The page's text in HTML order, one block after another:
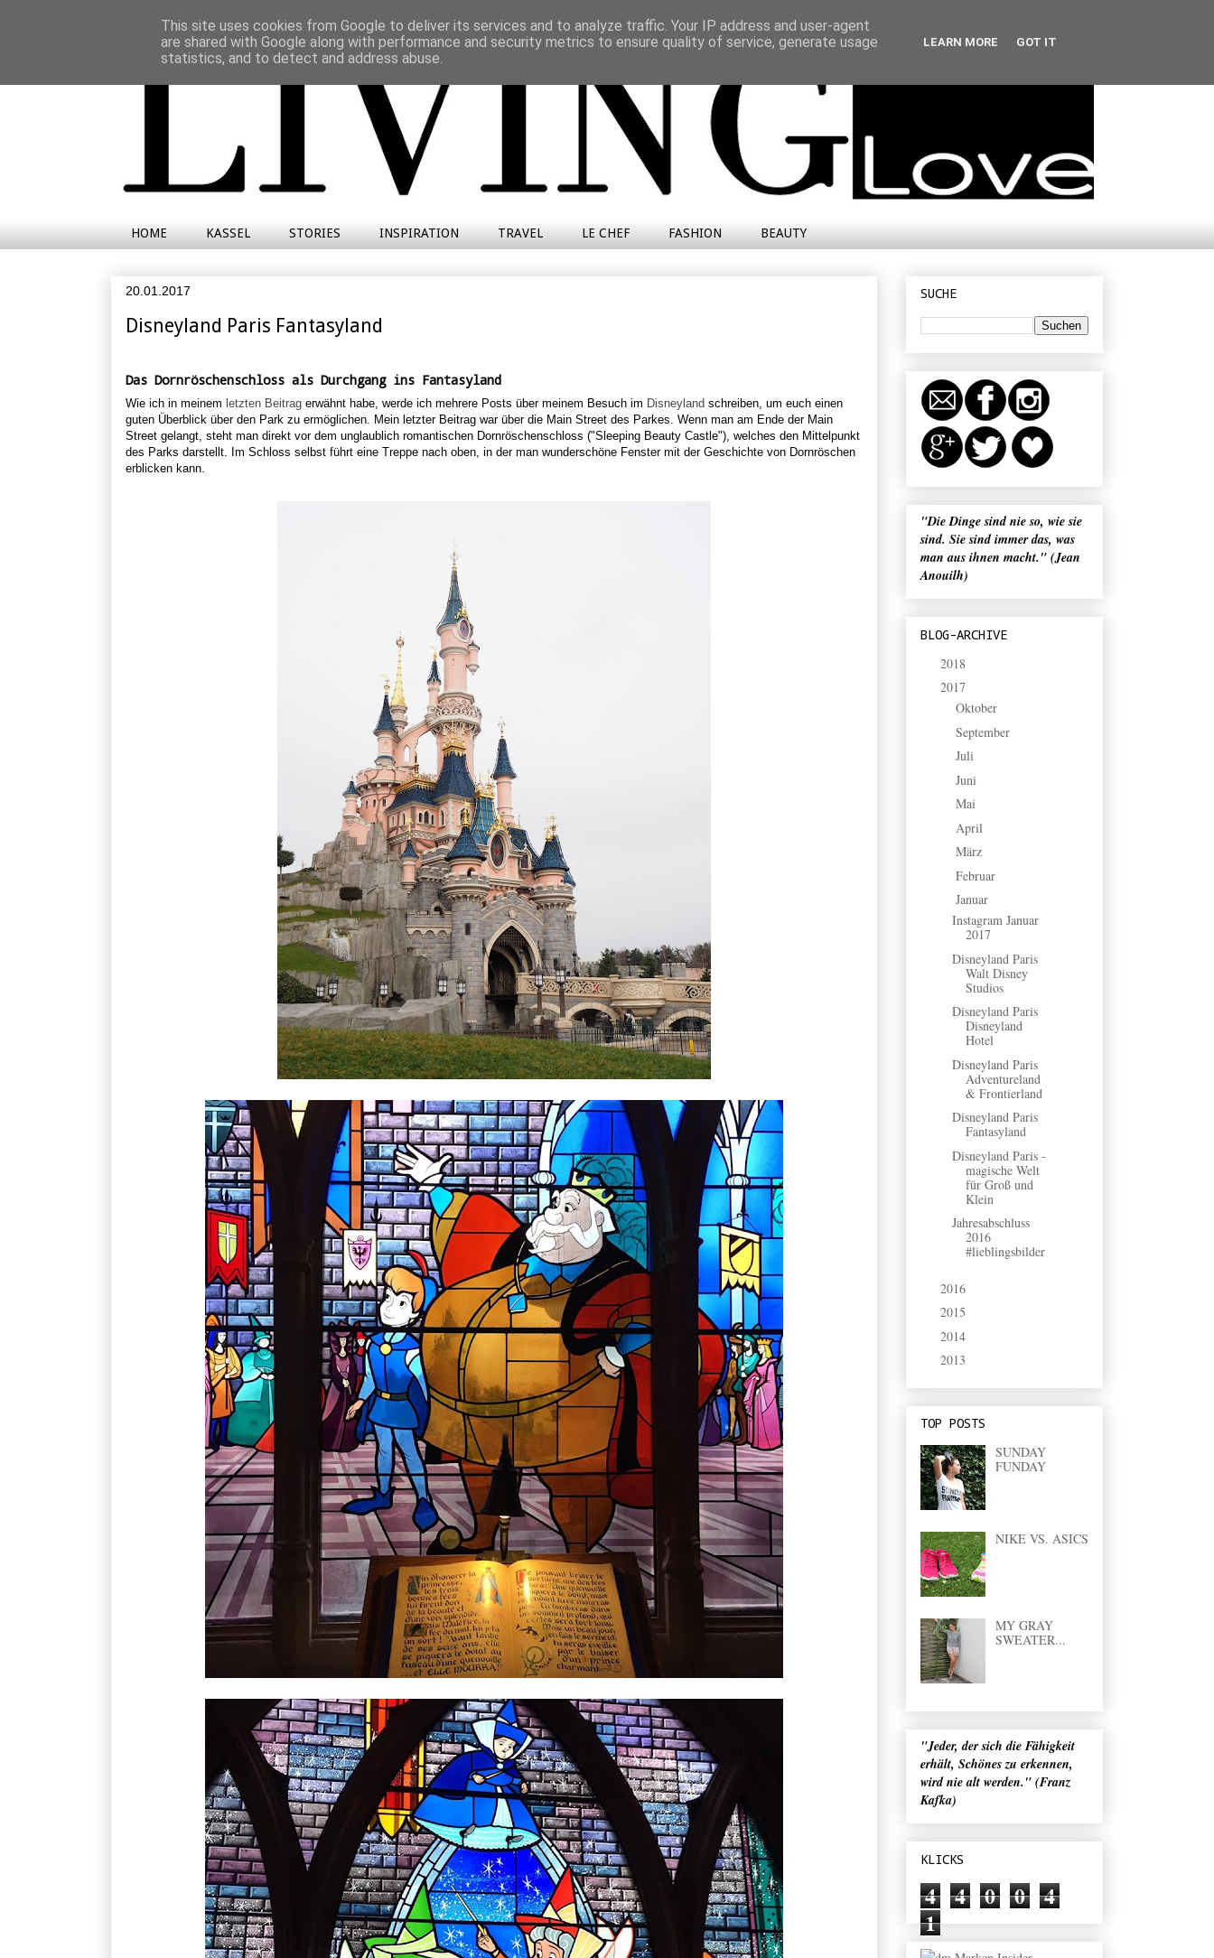
HOME KASSEL STORIES INSPIRATION TRAVEL LE CHEF FASHION BEAUTY
20.01.2017
Disneyland Paris Fantasyland
Das Dornröschenschloss als Durchgang ins Fantasyland
Wie ich in meinem letzten Beitrag erwähnt habe, werde ich mehrere Posts über meinem Besuch im Disneyland schreiben, um euch einen
guten Überblick über den Park zu ermöglichen. Mein letzter Beitrag war über die Main Street des Parkes. Wenn man am Ende der Main
Street gelangt, steht man direkt vor dem unglaublich romantischen Dornröschenschloss ("Sleeping Beauty Castle"), welches den Mittelpunkt
des Parks darstellt. Im Schloss selbst führt eine Treppe nach oben, in der man wunderschöne Fenster mit der Geschichte von Dornröschen
erblicken kann.
SUCHE
"Die Dinge sind nie so, wie sie
sind. Sie sind immer das, was
man aus ihnen macht." (Jean
Anouilh)
BLOG-ARCHIVE
2018
2017
Oktober
September
Juli
Juni
Mai
April
März
Februar
Januar
Instagram Januar
2017
Disneyland Paris
Walt Disney
Studios
Disneyland Paris
Disneyland
Hotel
Disneyland Paris
Adventureland
& Frontierland
Disneyland Paris
Fantasyland
Disneyland Paris -
magische Welt
für Groß und
Klein
Jahresabschluss
2016
#lieblingsbilder
2016
2015
2014
2013
TOP POSTS
SUNDAY
FUNDAY
NIKE VS. ASICS
MY GRAY
SWEATER...
"Jeder, der sich die Fähigkeit
erhält, Schönes zu erkennen,
wird nie alt werden." (Franz
Kafka)
KLICKS
4 4 0 0 4
1
This site uses cookies from Google to deliver its services and to analyze traffic. Your IP address and user-agent
are shared with Google along with performance and security metrics to ensure quality of service, generate usage
statistics, and to detect and address abuse.
LEARN MORE GOT IT